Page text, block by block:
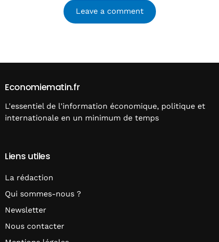
Economiematin.fr
L'essentiel de l'information économique, politique et
internationale en un minimum de temps
Liens utiles
La rédaction
Qui sommes-nous ?
Newsletter
Nous contacter